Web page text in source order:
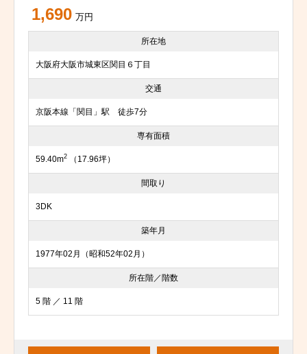
1,690 万円
所在地
大阪府大阪市城東区関目６丁目
交通
京阪本線「関目」駅 徒歩7分
専有面積
59.40m2 （17.96坪）
間取り
3DK
築年月
1977年02月（昭和52年02月）
所在階／階数
5 階 ／ 11 階